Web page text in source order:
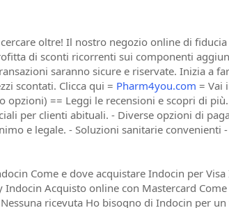
oltre! Il nostro negozio online di
di sconti ricorrenti sui componenti
saranno sicure e riservate. Inizia a
scontati. Clicca qui = Pharm4you.com = Vai
== Leggi le recensioni e scopri di
per clienti abituali. - Diverse opzioni di
e legale. - Soluzioni sanitarie convenienti
Come e dove acquistare Indocin per Visa
Acquisto online con Mastercard
ricevuta Ho bisogno di Indocin per